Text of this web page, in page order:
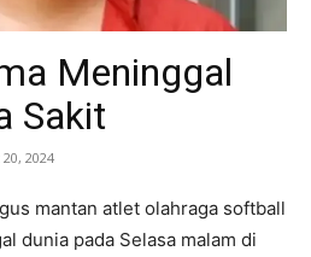
Meninggal
Sakit
2024
mantan atlet olahraga softball
dunia pada Selasa malam di